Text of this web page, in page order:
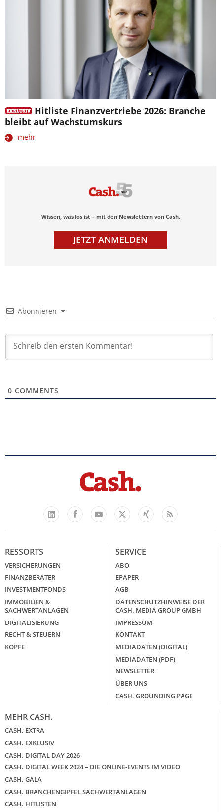
Hitliste Finanzvertriebe 2026: Branche
bleibt auf Wachstumskurs
mehr
Wissen, was los ist – mit den Newslettern von Cash.
JETZT ANMELDEN
Abonnieren
0 COMMENTS
LinkedIn
FacebookYouTube
X
Xing Feed
RESSORTS
VERSICHERUNGEN
FINANZBERATER
INVESTMENTFONDS
IMMOBILIEN &
SACHWERTANLAGEN
DIGITALISIERUNG
RECHT & STEUERN
KÖPFE
SERVICE
ABO
EPAPER
AGB
DATENSCHUTZHINWEISE DER
CASH. MEDIA GROUP GMBH
IMPRESSUM
KONTAKT
MEDIADATEN (DIGITAL)
MEDIADATEN (PDF)
NEWSLETTER
ÜBER UNS
CASH. GROUNDING PAGE
MEHR CASH.
CASH. EXTRA
CASH. EXKLUSIV
CASH. DIGITAL DAY 2026
CASH. DIGITAL WEEK 2024 – DIE ONLINE-EVENTS IM VIDEO
CASH. GALA
CASH. BRANCHENGIPFEL SACHWERTANLAGEN
CASH. HITLISTEN